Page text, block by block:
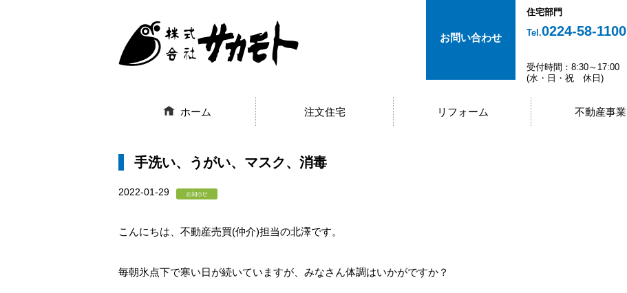
お問い合わせ
住宅部門
Tel.0224-58-1100
受付時間：8:30～17:00
(水・日・祝 休日)
ホーム 注文住宅 リフォーム 不動産事業
手洗い、うがい、マスク、消毒
2022-01-29
こんにちは、不動産売買(仲介)担当の北澤です。
毎朝氷点下で寒い日が続いていますが、みなさん体調はいかがですか？